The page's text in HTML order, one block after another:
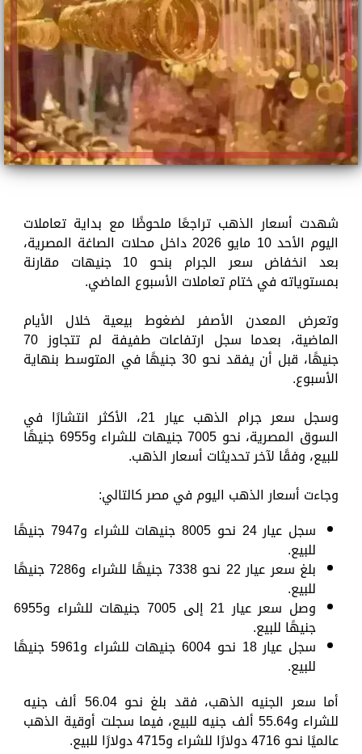
شهدت أسعار الذهب تراجعًا ملحوظًا مع بداية تعاملات
اليوم الأحد 10 مايو 2026 داخل محلات الصاغة المصرية،
بعد انخفاض سعر الجرام بنحو 10 جنيهات مقارنة
بمستوياته في ختام تعاملات الأسبوع الماضي.
وتعرض المعدن الأصفر لضغوط بيعية خلال الأيام
الماضية، بعدما سجل ارتفاعات طفيفة لم تتجاوز 70
جنيهًا، قبل أن يفقد نحو 30 جنيهًا في المتوسط بنهاية
الأسبوع.
وسجل سعر جرام الذهب عيار 21، الأكثر انتشارًا في
السوق المصرية، نحو 7005 جنيهات للشراء و6955 جنيهًا
للبيع، وفقًا لآخر تحديثات أسعار الذهب.
وجاءت أسعار الذهب اليوم في مصر كالتالي:
سجل عيار 24 نحو 8005 جنيهات للشراء و7947 جنيهًا
للبيع.
بلغ سعر عيار 22 نحو 7338 جنيهًا للشراء و7286 جنيهًا
للبيع.
وصل سعر عيار 21 إلى 7005 جنيهات للشراء و6955
جنيهًا للبيع.
سجل عيار 18 نحو 6004 جنيهات للشراء و5961 جنيهًا
للبيع.
أما سعر الجنيه الذهب، فقد بلغ نحو 56.04 ألف جنيه
للشراء و55.64 ألف جنيه للبيع، فيما سجلت أوقية الذهب
عالميًا نحو 4716 دولارًا للشراء و4715 دولارًا للبيع.